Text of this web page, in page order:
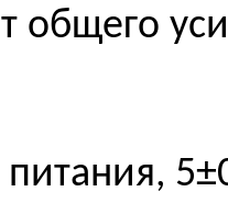
общего